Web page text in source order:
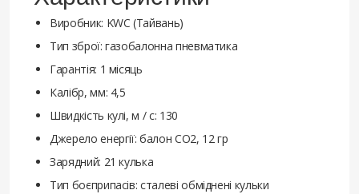
Виробник: KWC (Тайвань)
Тип зброї: газобалонна пневматика
Гарантія: 1 місяць
Калібр, мм: 4,5
Швидкість кулі, м / с: 130
Джерело енергії: балон СО2, 12 гр
Зарядний: 21 кулька
Тип боєприпасів: сталеві обміднені кульки